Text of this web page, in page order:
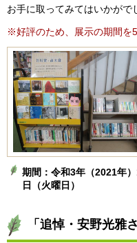
お手に取ってみてはいかがで
※好評のため、展示の期間を
期間：令和3年（2021年
日（火曜日）
「追悼・安野光雅